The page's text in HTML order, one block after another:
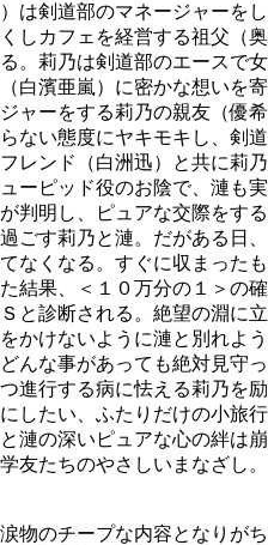
は剣道部のマネージャーをし
しカフェを経営する祖父（奥
。莉乃は剣道部のエースで女
白濱亜嵐）に密かな想いを寄
ャーをする莉乃の親友（優希
ない態度にヤキモキし、剣道
レンド（白洲迅）と共に莉乃
ーピッド役のお陰で、漣も実
判明し、ピュアな交際をする
ごす莉乃と漣。だがある日、
なくなる。すぐに収まったも
結果、＜１０万分の１＞の確
と診断される。絶望の淵に立
かけないように漣と別れよう
んな事があっても絶対見守っ
進行する病に怯える莉乃を励
したい、ふたりだけの小旅行
漣の深いピュアな心の絆は崩
友たちのやさしいまなざし。
物のチープな内容となりがち